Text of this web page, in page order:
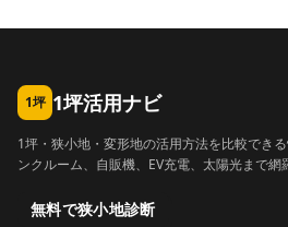
1坪 1坪活用ナビ
1坪・狭小地・変形地の活用方法を比較でき
ンクルーム、自販機、EV充電、太陽光まで網
無料で狭小地診断